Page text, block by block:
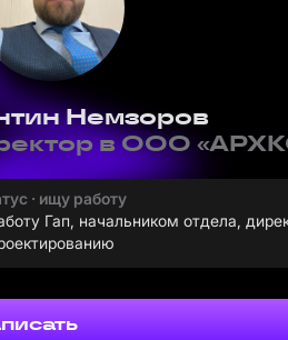
Немзоров
в ООО
· ищу работу
Гап, начальником отдела,